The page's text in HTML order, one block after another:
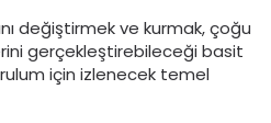
değiştirmek ve kurmak, çoğu
gerçekleştirebileceği basit
için izlenecek temel